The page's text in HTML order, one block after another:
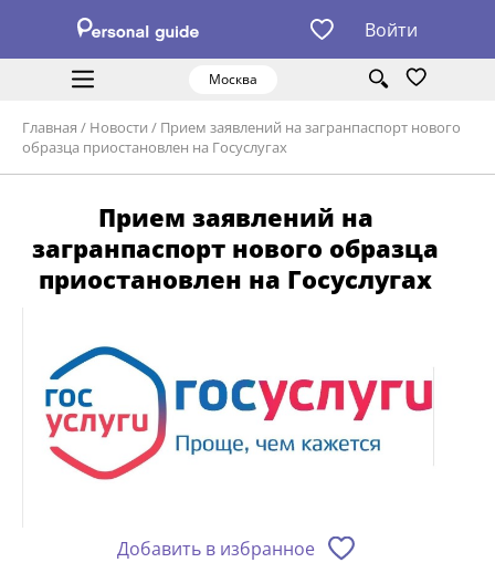
Войти
Москва
Главная / Новости / Прием заявлений на загранпаспорт нового
образца приостановлен на Госуслугах
Прием заявлений на
загранпаспорт нового образца
приостановлен на Госуслугах
Добавить в избранное